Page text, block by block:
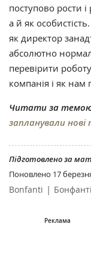
поступово рости і
а й як
як директор
абсолютно
перевірити
компанія і як
Читати за
запланували нові
Підготовлено за
Поновлено 17
Bonfanti |